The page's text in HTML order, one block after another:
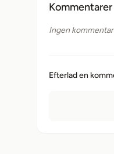
Kommentarer
Ingen
Efterlad en